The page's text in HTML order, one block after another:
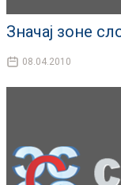
Значај зоне
08.04.2010